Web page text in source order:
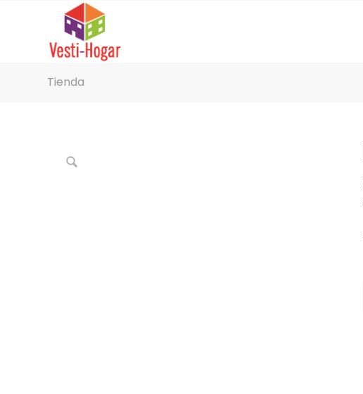
Tienda